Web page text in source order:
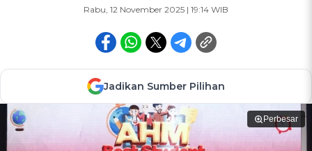
Rabu, 12 November 2025 | 19:14 WIB
Jadikan Sumber Pilihan
Perbesar